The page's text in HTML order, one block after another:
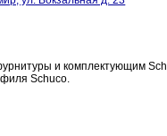
и комплектующим
Schuco.